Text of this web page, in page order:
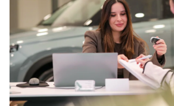
Restvärde
Räkna på billån
Så mycket kan du spara
Ränta på billån
Månadskostnad – Så mycket
Billiga och bra billån just nu